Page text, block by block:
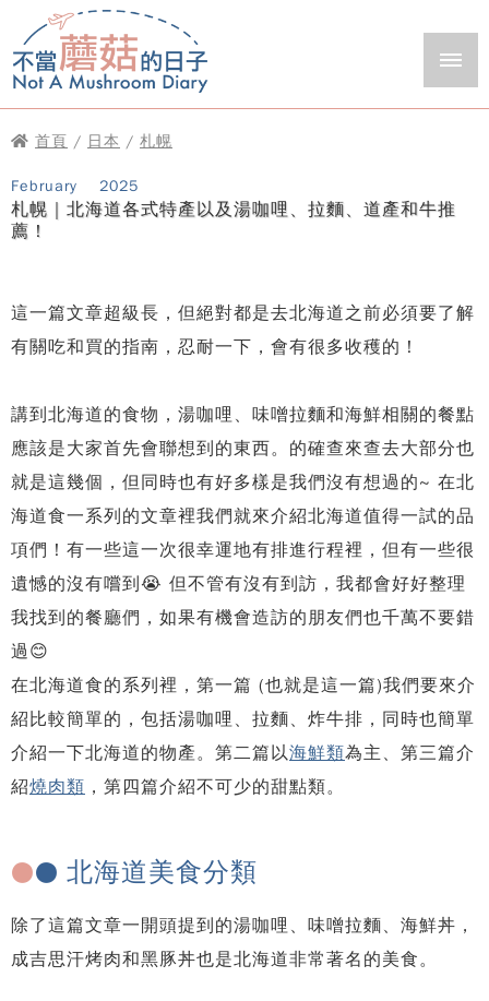
首頁 / 日本 / 札幌
February 2025
札幌｜北海道各式特產以及湯咖哩、拉麵、道產和牛推
薦！
這一篇文章超級長，但絕對都是去北海道之前必須要了解
有關吃和買的指南，忍耐一下，會有很多收穫的！
講到北海道的食物，湯咖哩、味噌拉麵和海鮮相關的餐點
應該是大家首先會聯想到的東西。的確查來查去大部分也
就是這幾個，但同時也有好多樣是我們沒有想過的~ 在北
海道食一系列的文章裡我們就來介紹北海道值得一試的品
項們！有一些這一次很幸運地有排進行程裡，但有一些很
遺憾的沒有嚐到😭 但不管有沒有到訪，我都會好好整理
我找到的餐廳們，如果有機會造訪的朋友們也千萬不要錯
過😊
在北海道食的系列裡，第一篇 (也就是這一篇)我們要來介
紹比較簡單的，包括湯咖哩、拉麵、炸牛排，同時也簡單
介紹一下北海道的物產。第二篇以海鮮類為主、第三篇介
紹燒肉類 ，第四篇介紹不可少的甜點類。
●● 北海道美食分類
除了這篇文章一開頭提到的湯咖哩、味噌拉麵、海鮮丼，
成吉思汗烤肉和黑豚丼也是北海道非常著名的美食。